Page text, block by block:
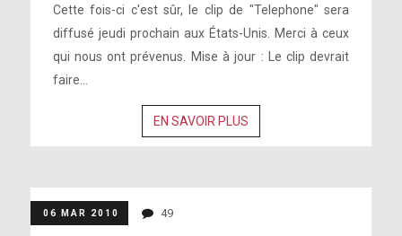
Cette fois-ci c'est sûr, le clip de "Telephone" sera
diffusé jeudi prochain aux États-Unis. Merci à ceux
qui nous ont prévenus. Mise à jour : Le clip devrait
faire...
EN SAVOIR PLUS
06 MAR 2010 49